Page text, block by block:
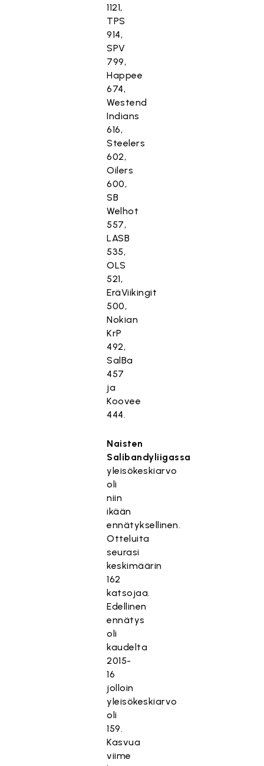
1121,
TPS
914,
SPV
799,
Happee
674,
Westend
Indians
616,
Steelers
602,
Oilers
600,
SB
Welhot
557,
LASB
535,
OLS
521,
EräViikingit
500,
Nokian
KrP
492,
SalBa
457
ja
Koovee
444.
Naisten
Salibandyliigassa
yleisökeskiarvo
oli
niin
ikään
ennätyksellinen.
Otteluita
seurasi
keskimäärin
162
katsojaa.
Edellinen
ennätys
oli
kaudelta
2015-
16
jolloin
yleisökeskiarvo
oli
159.
Kasvua
viime